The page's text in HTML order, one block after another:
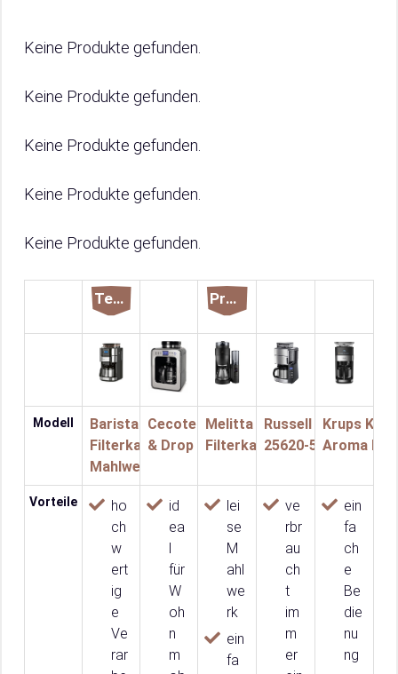
Keine Produkte gefunden.
Keine Produkte gefunden.
Keine Produkte gefunden.
Keine Produkte gefunden.
Keine Produkte gefunden.
Testsieger Preistipp
Modell
Barista
Filterkaffeemaschine mit
Mahlwerk
Cecotec Coffee 66 Grind
& Drop
Melitta AromaFresh X
Filterkaffeemaschine
Russell Hobbs
25620-56
Krups
Aroma
Vorteile
ho
ch
w
ert
ig
e
Ve
rar
id
ea
l
für
W
oh
n
m
lei
se
M
ahl
we
rk
ein
fa
ve
rbr
au
ch
t
im
m
er
ein
fa
ch
e
Be
die
nu
ng